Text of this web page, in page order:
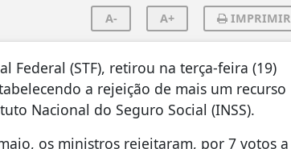
A- A+ IMPRIMIR
Federal (STF), retirou na terça-feira (19)
a rejeição de mais um recurso
Nacional do Seguro Social (INSS).
os ministros rejeitaram, por 7 votos a